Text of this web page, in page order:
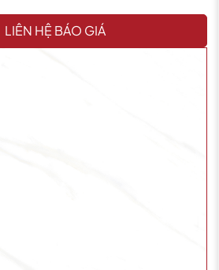
LIÊN HỆ BÁO GIÁ